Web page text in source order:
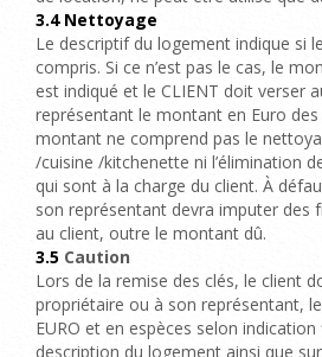
3.4 Nettoyage
Le descriptif du logement indique si
compris. Si ce n’est pas le cas, le
est indiqué et le CLIENT doit verser
représentant le montant en Euro
montant ne comprend pas le
/cuisine /kitchenette ni l’élimination
qui sont à la charge du client. À
son représentant devra imputer des
au client, outre le montant dû.
3.5 Caution
Lors de la remise des clés, le client
propriétaire ou à son représentant,
EURO et en espèces selon
description du logement ainsi que